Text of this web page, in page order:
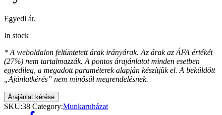
Egyedi ár.
In stock
* A weboldalon feltüntetett árak irányárak. Az árak az ÁFA értékét
(27%) nem tartalmazzák. A pontos árajánlatot minden esetben
egyedileg, a megadott paraméterek alapján készítjük el. A beküldött
„Ajánlatkérés” nem minősül megrendelésnek.
Árajánlat kérése
SKU:38 Category:Munkaruházat